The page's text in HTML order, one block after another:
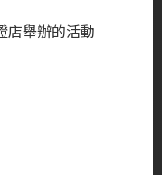
店舉辦的活動